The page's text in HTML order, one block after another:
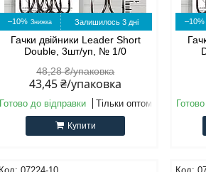
–10% Залишилось 3 дні
Гачки двійники Leader Short
Double, 3шт/уп, № 1/0
48,28 ₴/упаковка
43,45 ₴/упаковка
Готово до відправки Тільки оптом
Купити
–10%